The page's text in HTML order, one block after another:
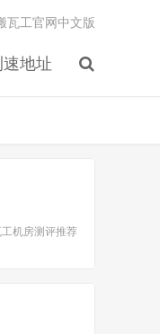
地址
瓦工官网中文版
机房测评推荐